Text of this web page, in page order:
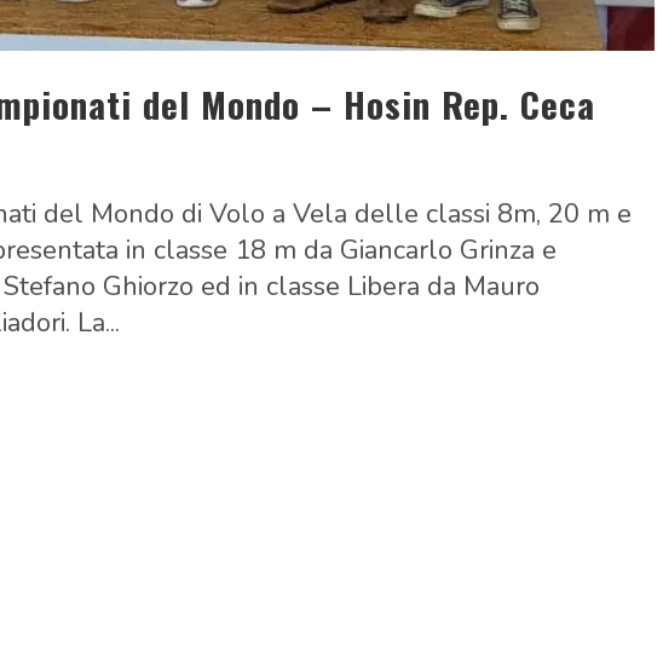
del Mondo – Hosin Rep. Ceca
del Mondo di Volo a Vela delle classi 8m, 20 m e
in classe 18 m da Giancarlo Grinza e
Ghiorzo ed in classe Libera da Mauro
La...